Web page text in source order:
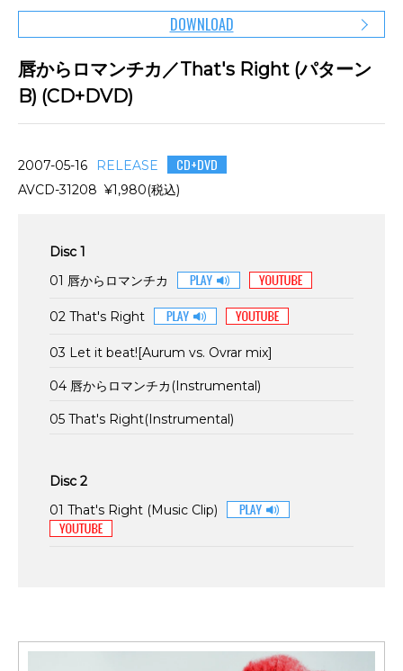
DOWNLOAD
唇からロマンチカ／That's Right (パターン
B) (CD+DVD)
2007-05-16 RELEASE CD+DVD
AVCD-31208 ¥1,980(税込)
Disc 1
01 唇からロマンチカ
02 That's Right
03 Let it beat![Aurum vs. Ovrar mix]
04 唇からロマンチカ(Instrumental)
05 That's Right(Instrumental)
Disc 2
01 That's Right (Music Clip)